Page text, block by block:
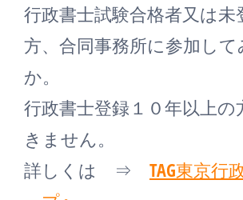
行政書士試験合格者又は未
方、合同事務所に参加し
か。
行政書士登録１０年以上の
きません。
詳しくは ⇒ TAG東京行